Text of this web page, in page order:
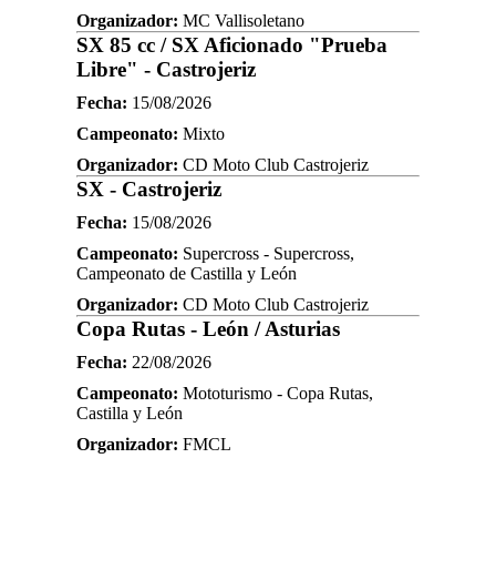
Organizador: MC Vallisoletano
SX 85 cc / SX Aficionado "Prueba
Libre" - Castrojeriz
Fecha: 15/08/2026
Campeonato: Mixto
Organizador: CD Moto Club Castrojeriz
SX - Castrojeriz
Fecha: 15/08/2026
Campeonato: Supercross - Supercross,
Campeonato de Castilla y León
Organizador: CD Moto Club Castrojeriz
Copa Rutas - León / Asturias
Fecha: 22/08/2026
Campeonato: Mototurismo - Copa Rutas,
Castilla y León
Organizador: FMCL